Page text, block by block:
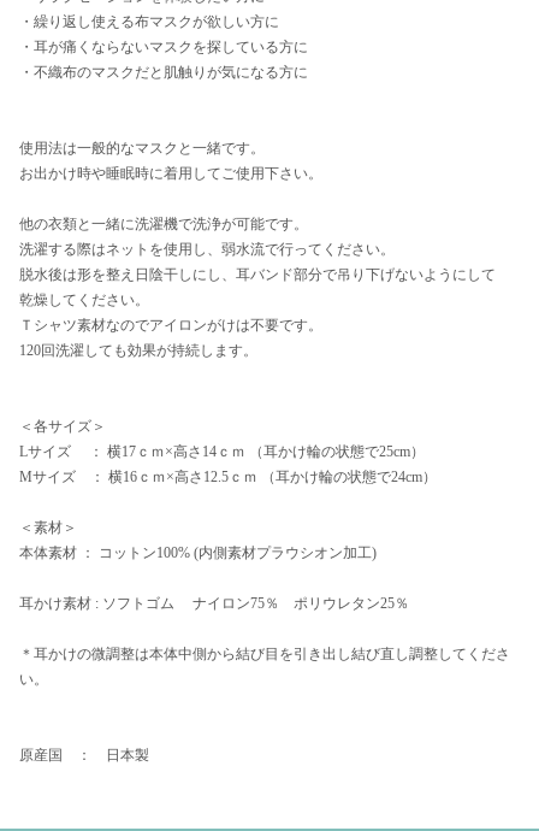
・繰り返し使える布マスクが欲しい方に
・耳が痛くならないマスクを探している方に
・不織布のマスクだと肌触りが気になる方に
使用法は一般的なマスクと一緒です。
お出かけ時や睡眠時に着用してご使用下さい。
他の衣類と一緒に洗濯機で洗浄が可能です。
洗濯する際はネットを使用し、弱水流で行ってください。
脱水後は形を整え日陰干しにし、耳バンド部分で吊り下げないようにして
乾燥してください。
Ｔシャツ素材なのでアイロンがけは不要です。
120回洗濯しても効果が持続します。
＜各サイズ＞
Lサイズ ： 横17ｃｍ×高さ14ｃｍ （耳かけ輪の状態で25cm）
Mサイズ ： 横16ｃｍ×高さ12.5ｃｍ （耳かけ輪の状態で24cm）
＜素材＞
本体素材 ： コットン100% (内側素材プラウシオン加工)
耳かけ素材 : ソフトゴム ナイロン75％ ポリウレタン25％
＊耳かけの微調整は本体中側から結び目を引き出し結び直し調整してくださ
い。
原産国 ： 日本製